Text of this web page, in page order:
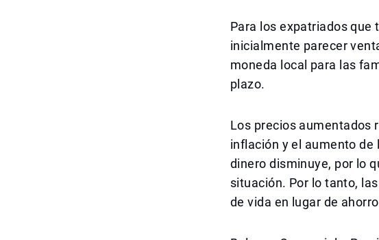
Para los expatriados que
inicialmente parecer
moneda local para las
plazo.
Los precios aumentados
inflación y el aumento de
dinero disminuye, por lo
situación. Por lo tanto,
de vida en lugar de